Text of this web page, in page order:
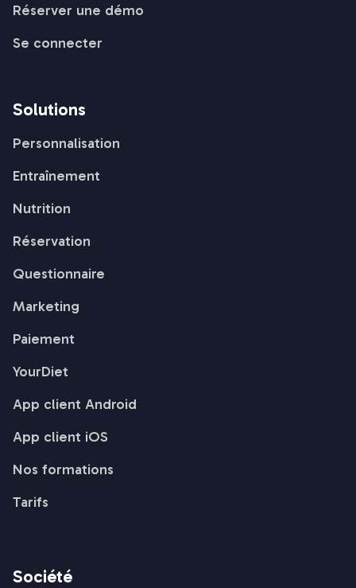
Réserver une démo
Se connecter
Solutions
Personnalisation
Entraînement
Nutrition
Réservation
Questionnaire
Marketing
Paiement
YourDiet
App client Android
App client iOS
Nos formations
Tarifs
Société